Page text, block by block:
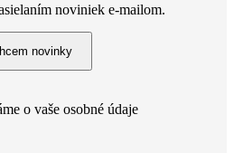
noviniek e-mailom.
novinky
o vaše osobné údaje